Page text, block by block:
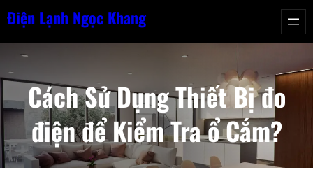
Chuyển
nội
Điện Lạnh Ngọc Khang
Cách Sử Dụng Thiết Bị đo
điện để Kiểm Tra ổ Cắm?